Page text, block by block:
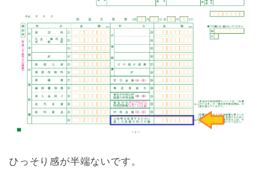
ひっそり感が半端ないです。